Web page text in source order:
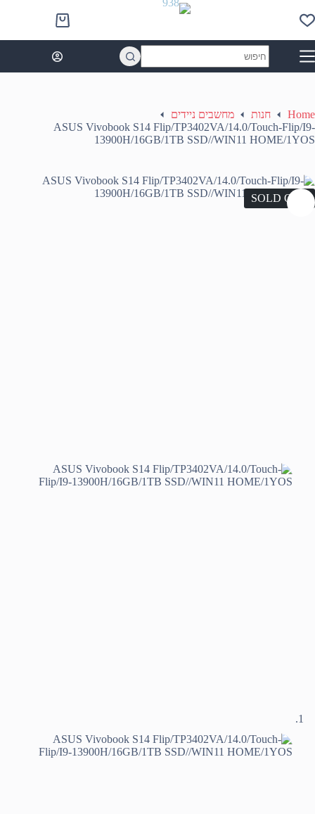
to
content
Shopping
cart
results
Home חנות
מחשבים ניידים
ASUS Vivobook S14 Flip/TP3402VA/14.0/Touch-Flip/I9-
13900H/16GB/1TB SSD//WIN11 HOME/1YOS
SOLD OUT